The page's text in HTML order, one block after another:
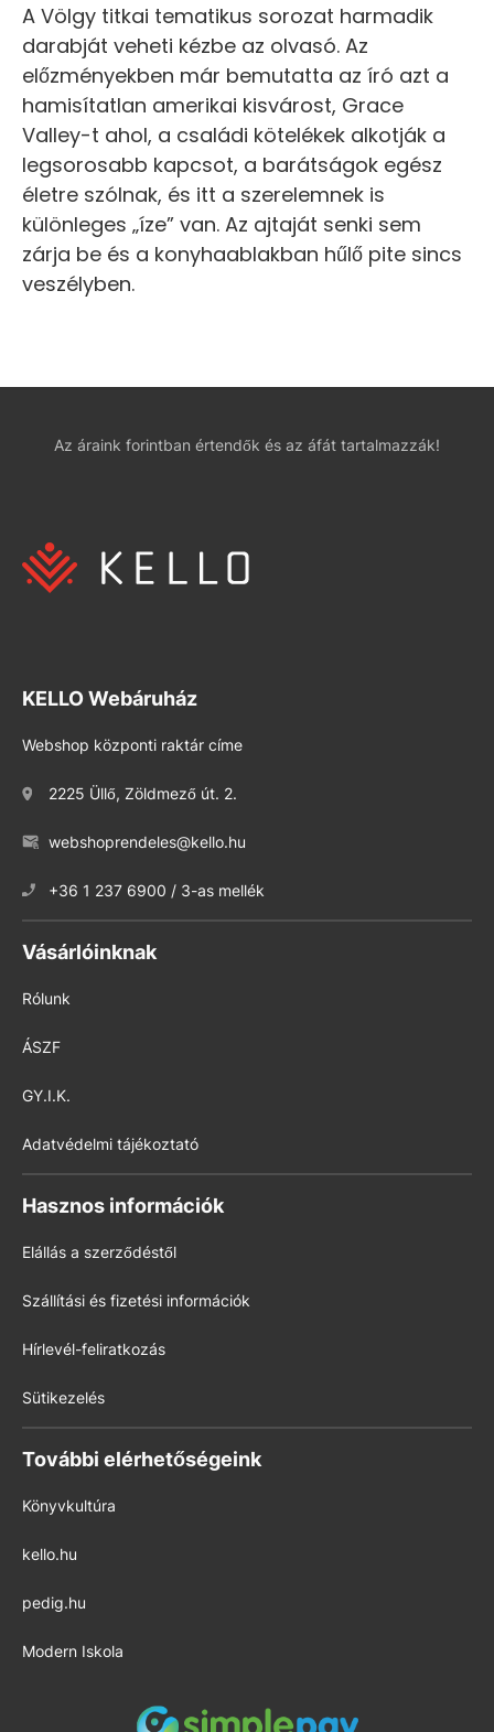
A Völgy titkai tematikus sorozat harmadik
darabját veheti kézbe az olvasó. Az
előzményekben már bemutatta az író azt a
hamisítatlan amerikai kisvárost, Grace
Valley-t ahol, a családi kötelékek alkotják a
legsorosabb kapcsot, a barátságok egész
életre szólnak, és itt a szerelemnek is
különleges „íze” van. Az ajtaját senki sem
zárja be és a konyhaablakban hűlő pite sincs
veszélyben.
Az áraink forintban értendők és az áfát tartalmazzák!
KELLO Webáruház
Webshop központi raktár címe
2225 Üllő, Zöldmező út. 2.
webshoprendeles@kello.hu
+36 1 237 6900 / 3-as mellék
Vásárlóinknak
Rólunk
ÁSZF
GY.I.K.
Adatvédelmi tájékoztató
Hasznos információk
Elállás a szerződéstől
Szállítási és fizetési információk
Hírlevél-feliratkozás
Sütikezelés
További elérhetőségeink
Könyvkultúra
kello.hu
pedig.hu
Modern Iskola